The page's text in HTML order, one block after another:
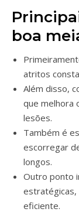
boa
atritos
Além disso,
que melhora
lesões.
Também é
escorregar
longos.
Outro ponto
estratégicas,
eficiente.